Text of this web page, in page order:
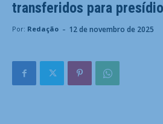
transferidos para
Por: Redação - 12 de novembro de 2025